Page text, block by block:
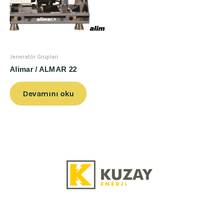
Jeneratör Grupları
Alimar / ALMAR 22
Devamını oku